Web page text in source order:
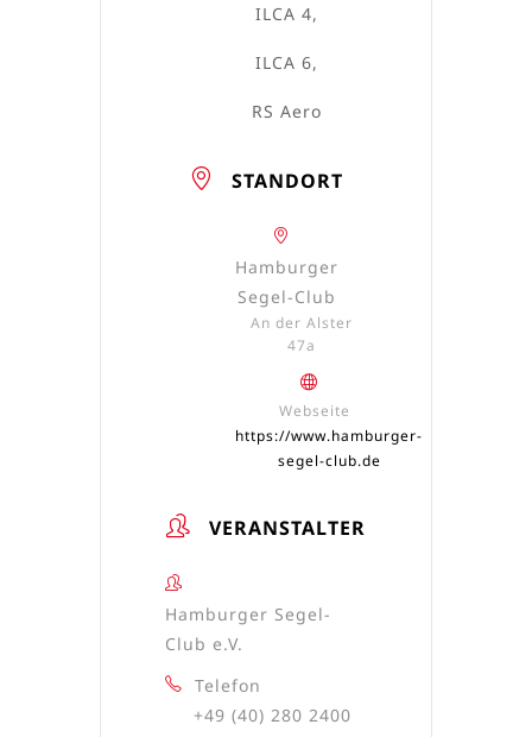
ILCA 4,
ILCA 6,
RS Aero
STANDORT
Hamburger
Segel-Club
An der Alster
47a
Webseite
https://www.hamburger-
segel-club.de
VERANSTALTER
Hamburger Segel-
Club e.V.
Telefon
+49 (40) 280 2400